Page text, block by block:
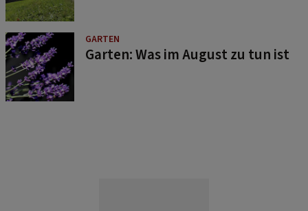
GARTEN
Garten: Was im August zu tun ist